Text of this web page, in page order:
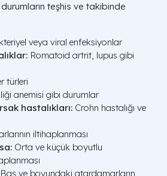
teşhis ve takibinde
veya viral enfeksiyonlar
Romatoid artrit, lupus gibi
türleri
anemisi gibi durumlar
hastalıkları: Crohn hastalığı ve
iltihaplanması
Orta ve küçük boyutlu
Baş ve boyundaki atardamarların